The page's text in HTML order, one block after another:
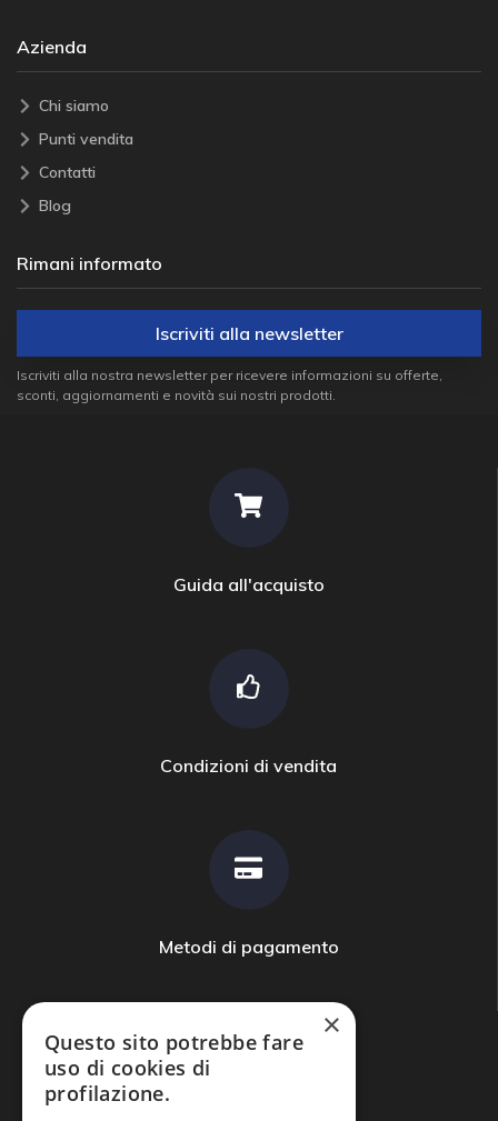
Azienda
Chi siamo
Punti vendita
Contatti
Blog
Rimani informato
Iscriviti alla newsletter
Iscriviti alla nostra newsletter per ricevere informazioni su offerte,
sconti, aggiornamenti e novità sui nostri prodotti.
Guida all'acquisto
Condizioni di vendita
Metodi di pagamento
×
Questo sito potrebbe fare
uso di cookies di
profilazione.